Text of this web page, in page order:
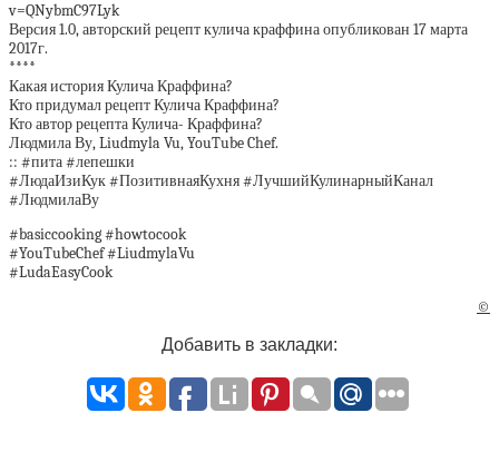
v=QNybmC97Lyk
Версия 1.0, авторский рецепт кулича краффина опубликован 17 марта
2017г.
****
Какая история Кулича Краффина?
Кто придумал рецепт Кулича Краффина?
Кто автор рецепта Кулича- Краффина?
Людмила Ву, Liudmyla Vu, YouTube Chef.
:: #пита #лепешки
#ЛюдаИзиКук #ПозитивнаяКухня #ЛучшийКулинарныйКанал
#ЛюдмилаВу
#basiccooking #howtocook
#YouTubeChef #LiudmylaVu
#LudaEasyCook
©
Добавить в закладки: